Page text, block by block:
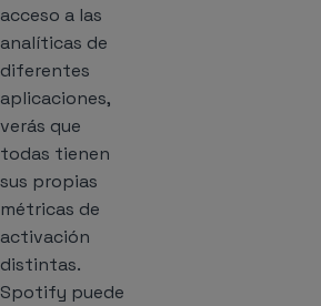
acceso a las
analíticas de
diferentes
aplicaciones,
verás que
todas tienen
sus propias
métricas de
activación
distintas.
Spotify puede